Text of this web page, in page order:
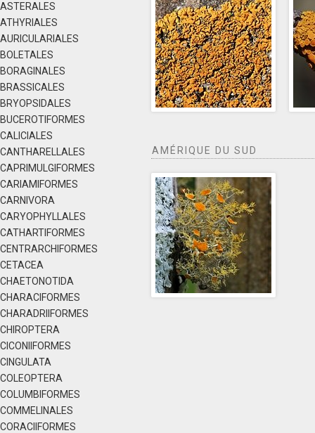
ASTERALES
ATHYRIALES
AURICULARIALES
BOLETALES
BORAGINALES
BRASSICALES
BRYOPSIDALES
BUCEROTIFORMES
CALICIALES
CANTHARELLALES
CAPRIMULGIFORMES
CARIAMIFORMES
CARNIVORA
CARYOPHYLLALES
CATHARTIFORMES
CENTRARCHIFORMES
CETACEA
CHAETONOTIDA
CHARACIFORMES
CHARADRIIFORMES
CHIROPTERA
CICONIIFORMES
CINGULATA
COLEOPTERA
COLUMBIFORMES
COMMELINALES
CORACIIFORMES
AMÉRIQUE DU SUD